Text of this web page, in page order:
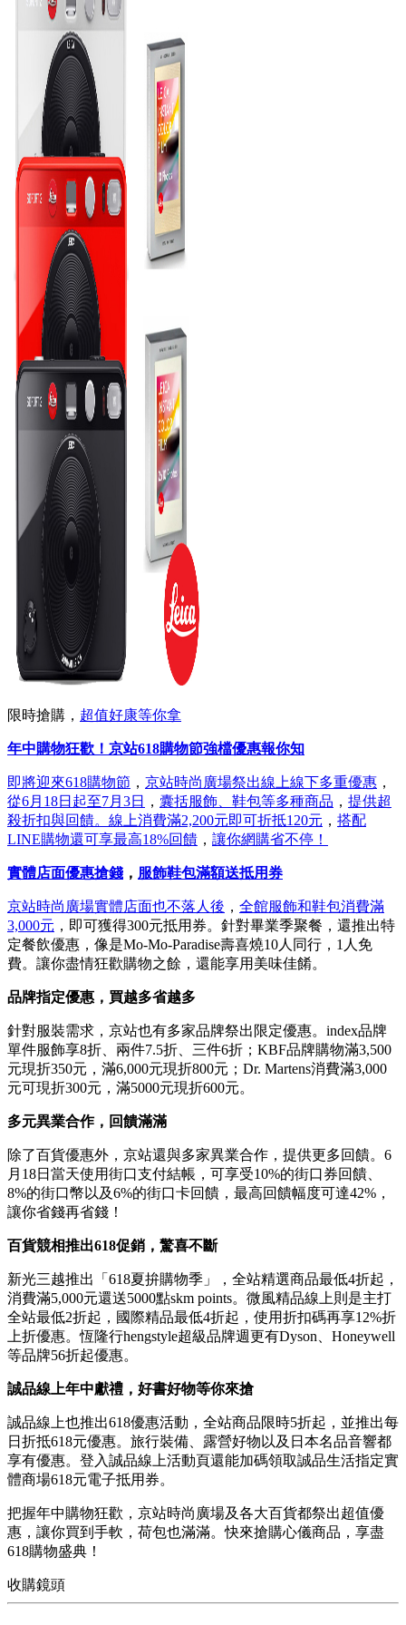
限時搶購， 超值好康等你拿
年中購物狂歡！京站618購物節強檔優惠報你知
即將迎來618購物節 ， 京站時尚廣場祭出線上線下多重優惠 ，
從6月18日起至7月3日
， 囊括服飾、鞋包等多種商品 ， 提供超
殺折扣與回饋。線上消費滿2,200元即可折抵120元 ， 搭配
LINE購物還可享最高18%回饋 ， 讓你網購省不停！
實體店面優惠搶錢 ， 服飾鞋包滿額送抵用券
京站時尚廣場實體店面也不落人後 ， 全館服飾和鞋包消費滿
3,000元 ，即可獲得300元抵用券。針對畢業季聚餐，還推出特
定餐飲優惠，像是Mo-Mo-Paradise壽喜燒10人同行，1人免
費。讓你盡情狂歡購物之餘，還能享用美味佳餚。
品牌指定優惠，買越多省越多
針對服裝需求，京站也有多家品牌祭出限定優惠。index品牌
單件服飾享8折、兩件7.5折、三件6折；KBF品牌購物滿3,500
元現折350元，滿6,000元現折800元；Dr. Martens消費滿3,000
元可現折300元，滿5000元現折600元。
多元異業合作，回饋滿滿
除了百貨優惠外，京站還與多家異業合作，提供更多回饋。6
月18日當天使用街口支付結帳，可享受10%的街口券回饋、
8%的街口幣以及6%的街口卡回饋，最高回饋幅度可達42%，
讓你省錢再省錢！
百貨競相推出618促銷，驚喜不斷
新光三越推出「618夏拚購物季」，全站精選商品最低4折起，
消費滿5,000元還送5000點skm points。微風精品線上則是主打
全站最低2折起，國際精品最低4折起，使用折扣碼再享12%折
上折優惠。恆隆行hengstyle超級品牌週更有Dyson、Honeywell
等品牌56折起優惠。
誠品線上年中獻禮，好書好物等你來搶
誠品線上也推出618優惠活動，全站商品限時5折起，並推出每
日折抵618元優惠。旅行裝備、露營好物以及日本名品音響都
享有優惠。登入誠品線上活動頁還能加碼領取誠品生活指定實
體商場618元電子抵用券。
把握年中購物狂歡，京站時尚廣場及各大百貨都祭出超值優
惠，讓你買到手軟，荷包也滿滿。快來搶購心儀商品，享盡
618購物盛典！
收購鏡頭